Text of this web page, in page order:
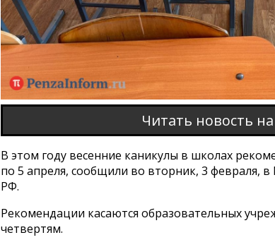
Читать новость
В этом году весенние каникулы в школах
по 5 апреля, сообщили во вторник, 3 февраля,
РФ.
Рекомендации касаются образовательных
четвертям.